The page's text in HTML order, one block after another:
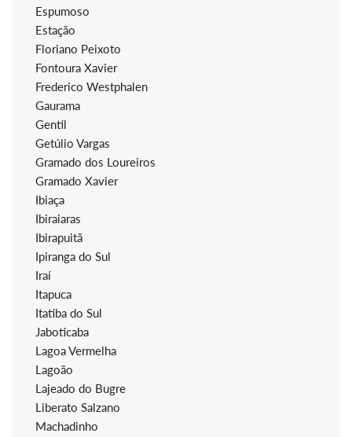
Espumoso
Estação
Floriano Peixoto
Fontoura Xavier
Frederico Westphalen
Gaurama
Gentil
Getúlio Vargas
Gramado dos Loureiros
Gramado Xavier
Ibiaça
Ibiraiaras
Ibirapuitã
Ipiranga do Sul
Iraí
Itapuca
Itatiba do Sul
Jaboticaba
Lagoa Vermelha
Lagoão
Lajeado do Bugre
Liberato Salzano
Machadinho